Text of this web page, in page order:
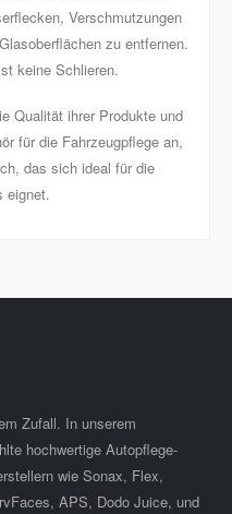
Verschmutzungen
zu entfernen.
keine Schlieren.
Qualität ihrer Produkte und
für die Fahrzeugpflege an,
das sich ideal für die
eignet.
Zufall. In unserem
hochwertige Autopflege-
wie Sonax, Flex,
APS, Dodo Juice, und